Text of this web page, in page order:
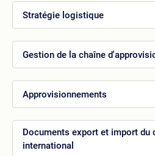
Stratégie logistique
Gestion de la chaîne
Approvisionnements
Documents export et import du
international